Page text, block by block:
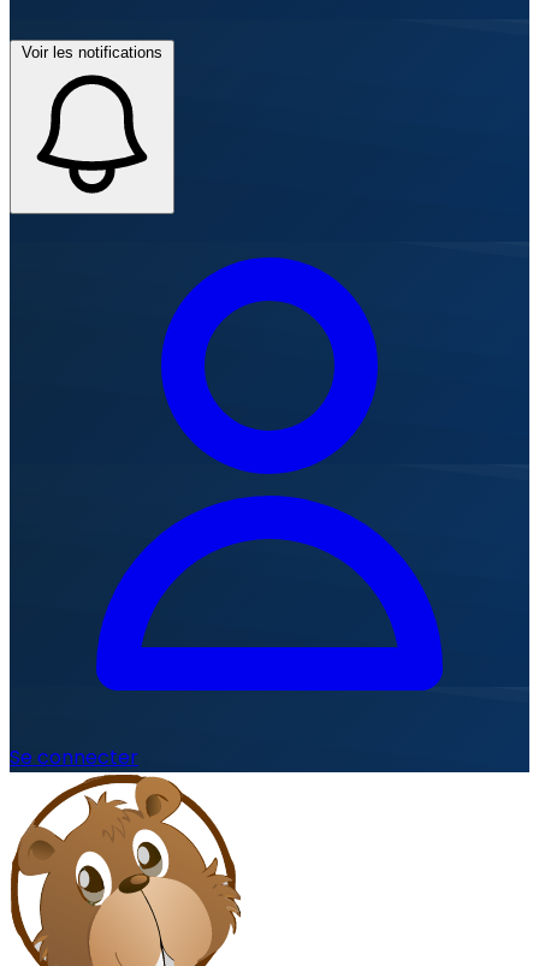
Voir les notifications
Se connecter